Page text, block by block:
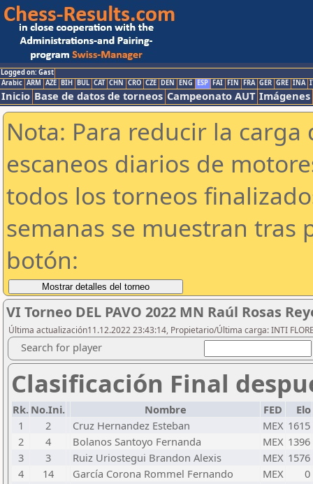
Logged on: Gast
Arabic ARM AZE BIH BUL CAT CHN CRO CZE DEN ENG ESP FAI FIN FRA GER GRE INA
Inicio Base de datos de torneos Campeonato AUT Imágenes
Nota: Para reducir la
escaneos diarios de
todos los torneos
semanas se muestran tras
botón:
VI Torneo DEL PAVO 2022 MN Raúl Rosas
Última actualización11.12.2022 23:43:14, Propietario/Última carga: INTI
Search for player
Clasificación Final
Rk. No.Ini. Nombre FED
Elo
1
2 Cruz Hernandez Esteban MEX 1615
2
4 Bolanos Santoyo Fernanda MEX 1396
3
3 Ruiz Uriostegui Brandon Alexis MEX 1576
4
14 García Corona Rommel Fernando MEX
0